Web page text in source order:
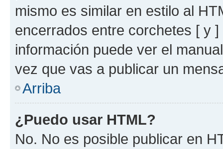
mismo es similar en estilo al
encerrados entre corchetes [ y
información puede ver el
vez que vas a publicar un
Arriba
¿Puedo usar HTML?
No. No es posible publicar en